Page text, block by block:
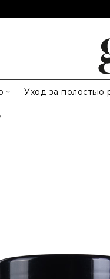
Уход за полостью